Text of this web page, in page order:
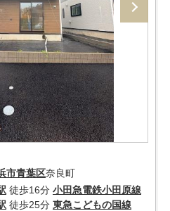
市青葉区奈良町
徒歩16分 小田急電鉄小田原線
徒歩25分 東急こどもの国線